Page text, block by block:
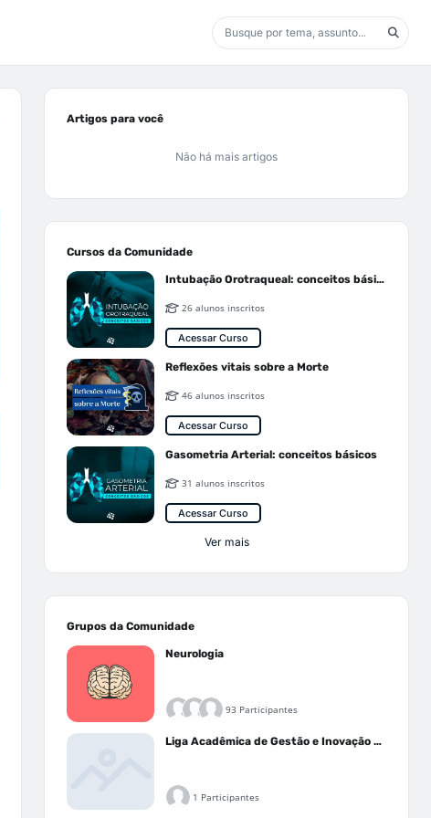
Artigos para você
Não há mais artigos
Cursos da Comunidade
Intubação Orotraqueal: conceitos básicos
26 alunos inscritos
Acessar Curso
Reflexões vitais sobre a Morte
46 alunos inscritos
Acessar Curso
Gasometria Arterial: conceitos básicos
31 alunos inscritos
Acessar Curso
Ver mais
Grupos da Comunidade
Neurologia
93 Participantes
Liga Acadêmica de Gestão e Inovação Médica - LAGIM
1 Participantes